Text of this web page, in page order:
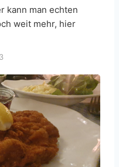
kann man echten
weit mehr, hier